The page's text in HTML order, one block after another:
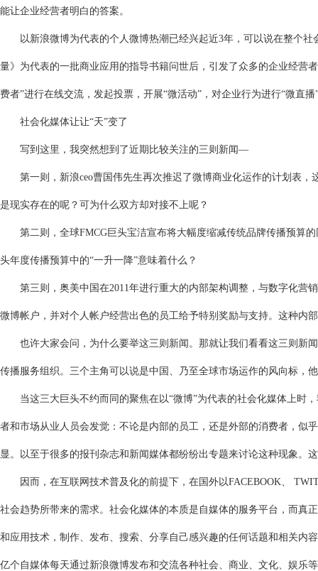
能让企业经营者明白的答案。
以新浪微博为代表的个人微博热潮已经兴起近3年，可以说在整个社
量》为代表的一批商业应用的指导书籍问世后，引发了众多的企业经营
费者”进行在线交流，发起投票，开展“微活动”，对企业行为进行“微
社会化媒体让让“天”变了
写到这里，我突然想到了近期比较关注的三则新闻—
第一则，新浪ceo曹国伟先生再次推迟了微博商业化运作的计划表，
是现实存在的呢？可为什么双方却对接不上呢？
第二则，全球FMCG巨头宝洁宣布将大幅度缩减传统品牌传播预算的
头年度传播预算中的“一升一降”意味着什么？
第三则，奥美中国在2011年进行重大的内部架构调整，与数字化营
微博帐户，并对个人帐户经营出色的员工给予特别奖励与支持。这种内
也许大家会问，为什么要举这三则新闻。那就让我们看看这三则新闻
传播服务组织。三个主角可以说是中国、乃至全球市场运作的风向标，
当这三大巨头不约而同的聚焦在以“微博”为代表的社会化媒体上时，
者和市场从业人员会发觉：不论是内部的员工，还是外部的消费者，似
显。以至于很多的报刊杂志和新闻媒体都纷纷出专题来讨论这种现象。
因而，在互联网技术普及化的前提下，在国外以FACEBOOK、
社会趋势所带来的需求。社会化媒体的本质是自媒体的服务平台，而真
和应用技术，制作、发布、搜索、分享自己感兴趣的任何话题和相关内
亿个自媒体每天通过新浪微博发布和交流各种社会、商业、文化、娱乐